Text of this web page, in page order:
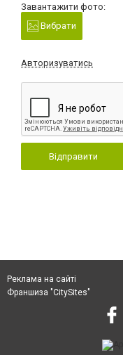
Завантажити фото:
Вибрати
Авторизуватись
Відправити
Реклама на сайті
Франшиза "CitySites"